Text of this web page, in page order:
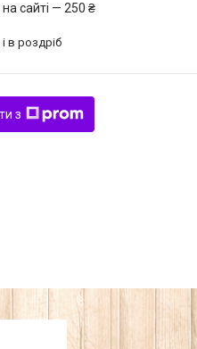
сайті — 250 ₴
в роздріб
з